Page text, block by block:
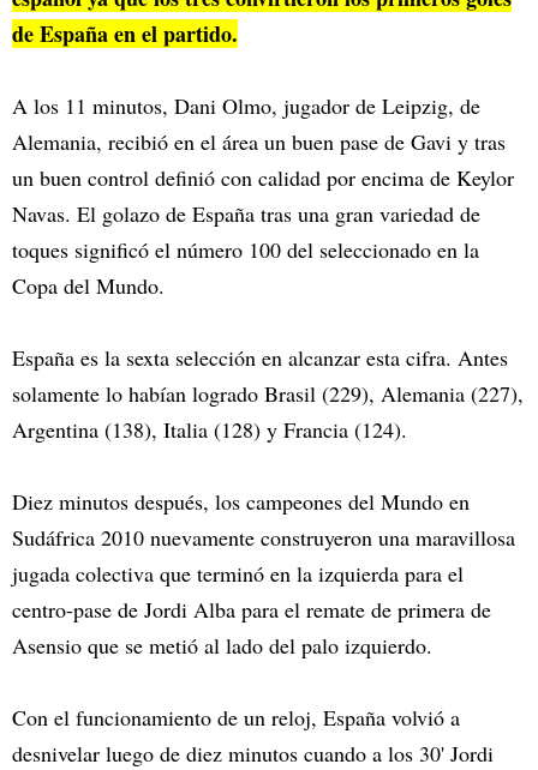
de España en el partido.
A los 11 minutos, Dani Olmo, jugador de Leipzig, de
Alemania, recibió en el área un buen pase de Gavi y tras
un buen control definió con calidad por encima de Keylor
Navas. El golazo de España tras una gran variedad de
toques significó el número 100 del seleccionado en la
Copa del Mundo.
España es la sexta selección en alcanzar esta cifra. Antes
solamente lo habían logrado Brasil (229), Alemania (227),
Argentina (138), Italia (128) y Francia (124).
Diez minutos después, los campeones del Mundo en
Sudáfrica 2010 nuevamente construyeron una maravillosa
jugada colectiva que terminó en la izquierda para el
centro-pase de Jordi Alba para el remate de primera de
Asensio que se metió al lado del palo izquierdo.
Con el funcionamiento de un reloj, España volvió a
desnivelar luego de diez minutos cuando a los 30' Jordi